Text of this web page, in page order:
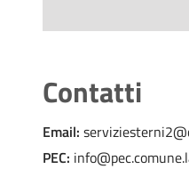
Contatti
Email:
PEC: